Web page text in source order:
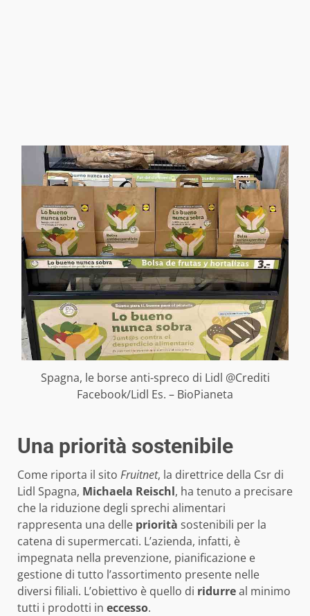
Spagna, le borse anti-spreco di Lidl @Crediti
Facebook/Lidl Es. – BioPianeta
Una priorità sostenibile
Come riporta il sito Fruitnet, la direttrice della Csr di
Lidl Spagna, Michaela Reischl, ha tenuto a precisare
che la riduzione degli sprechi alimentari
rappresenta una delle priorità sostenibili per la
catena di supermercati. L’azienda, infatti, è
impegnata nella prevenzione, pianificazione e
gestione di tutto l’assortimento presente nelle
diversi filiali. L’obiettivo è quello di ridurreal minimo
tutti i prodotti in eccesso.